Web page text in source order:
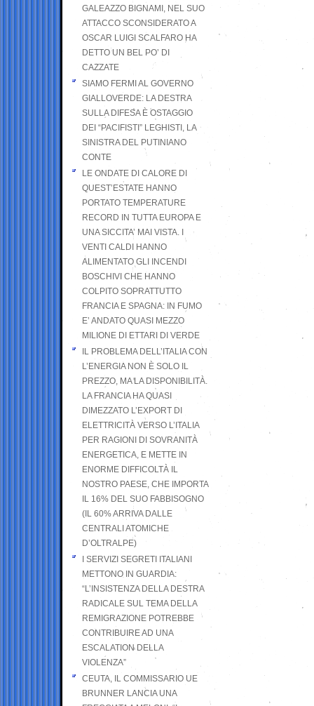
GALEAZZO BIGNAMI, NEL SUO
ATTACCO SCONSIDERATO A
OSCAR LUIGI SCALFARO HA
DETTO UN BEL PO’ DI
CAZZATE
SIAMO FERMI AL GOVERNO
GIALLOVERDE: LA DESTRA
SULLA DIFESA È OSTAGGIO
DEI “PACIFISTI” LEGHISTI, LA
SINISTRA DEL PUTINIANO
CONTE
LE ONDATE DI CALORE DI
QUEST’ESTATE HANNO
PORTATO TEMPERATURE
RECORD IN TUTTA EUROPA E
UNA SICCITA’ MAI VISTA. I
VENTI CALDI HANNO
ALIMENTATO GLI INCENDI
BOSCHIVI CHE HANNO
COLPITO SOPRATTUTTO
FRANCIA E SPAGNA: IN FUMO
E’ ANDATO QUASI MEZZO
MILIONE DI ETTARI DI VERDE
IL PROBLEMA DELL’ITALIA CON
L’ENERGIA NON È SOLO IL
PREZZO, MA LA DISPONIBILITÀ.
LA FRANCIA HA QUASI
DIMEZZATO L’EXPORT DI
ELETTRICITÀ VERSO L’ITALIA
PER RAGIONI DI SOVRANITÀ
ENERGETICA, E METTE IN
ENORME DIFFICOLTÀ IL
NOSTRO PAESE, CHE IMPORTA
IL 16% DEL SUO FABBISOGNO
(IL 60% ARRIVA DALLE
CENTRALI ATOMICHE
D’OLTRALPE)
I SERVIZI SEGRETI ITALIANI
METTONO IN GUARDIA:
“L’INSISTENZA DELLA DESTRA
RADICALE SUL TEMA DELLA
REMIGRAZIONE POTREBBE
CONTRIBUIRE AD UNA
ESCALATION DELLA
VIOLENZA”
CEUTA, IL COMMISSARIO UE
BRUNNER LANCIA UNA